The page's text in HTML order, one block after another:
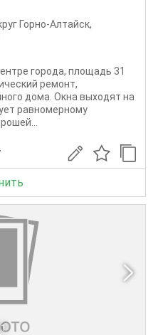
Горно-Алтайск,
города, площадь 31
ремонт,
дома. Окна выходят на
равномерному